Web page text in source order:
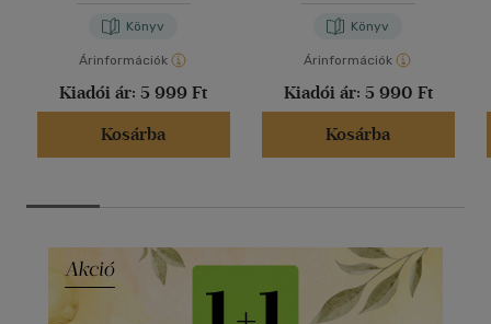
Könyv
Árinformációk
Kiadói ár: 5 999 Ft
Kosárba
Könyv
Árinformációk
Kiadói ár: 5 990 Ft
Kosárba